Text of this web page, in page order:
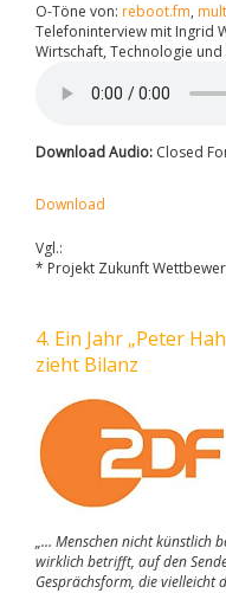
O-Töne von: reboot.fm,
Telefoninterview mit Ingrid
Wirtschaft, Technologie und
Download Audio: Closed
Download
Vgl.:
* Projekt Zukunft
4. Ein Jahr „Peter
zieht Bilanz
„… Menschen nicht künstlich
wirklich betrifft, auf den
Gesprächsform, die vielleicht